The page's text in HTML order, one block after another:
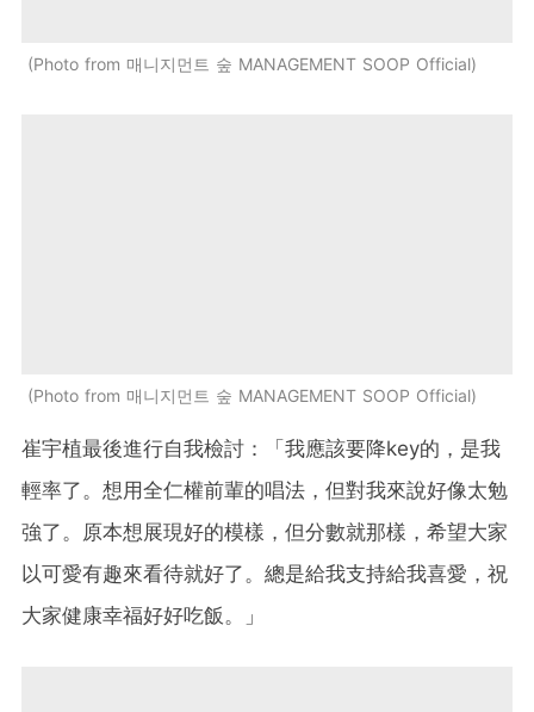
Photo from 매니지먼트 숲 MANAGEMENT SOOP Official
Photo from 매니지먼트 숲 MANAGEMENT SOOP Official
崔宇植最後進行自我檢討：「我應該要降key的，是我
輕率了。想用全仁權前輩的唱法，但對我來說好像太勉
強了。原本想展現好的模樣，但分數就那樣，希望大家
以可愛有趣來看待就好了。總是給我支持給我喜愛，祝
大家健康幸福好好吃飯。」